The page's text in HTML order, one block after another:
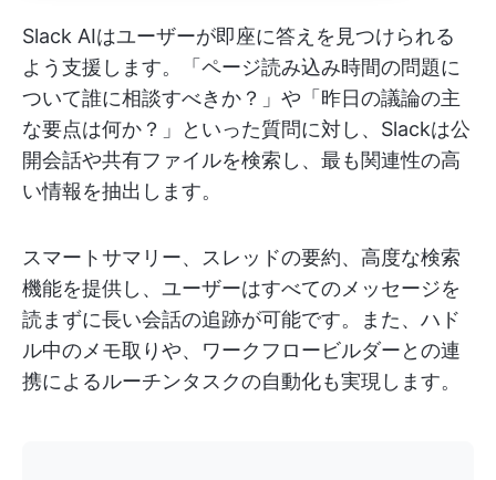
Slack AIはユーザーが即座に答えを見つけられる
よう支援します。「ページ読み込み時間の問題に
ついて誰に相談すべきか？」や「昨日の議論の主
な要点は何か？」といった質問に対し、Slackは公
開会話や共有ファイルを検索し、最も関連性の高
い情報を抽出します。
スマートサマリー、スレッドの要約、高度な検索
機能を提供し、ユーザーはすべてのメッセージを
読まずに長い会話の追跡が可能です。また、ハド
ル中のメモ取りや、ワークフロービルダーとの連
携によるルーチンタスクの自動化も実現します。